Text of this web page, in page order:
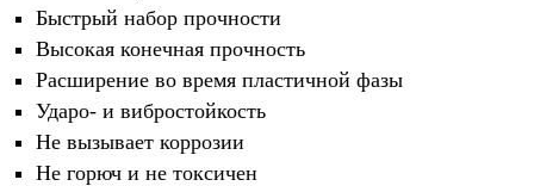
Быстрый набор прочности
Высокая конечная прочность
Расширение во время пластичной фазы
Ударо- и вибростойкость
Не вызывает коррозии
Не горюч и не токсичен